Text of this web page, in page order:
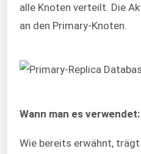
alle Knoten verteilt. Die
an den Primary-Knoten.
Wann man es verwendet:
Wie bereits erwähnt, trägt